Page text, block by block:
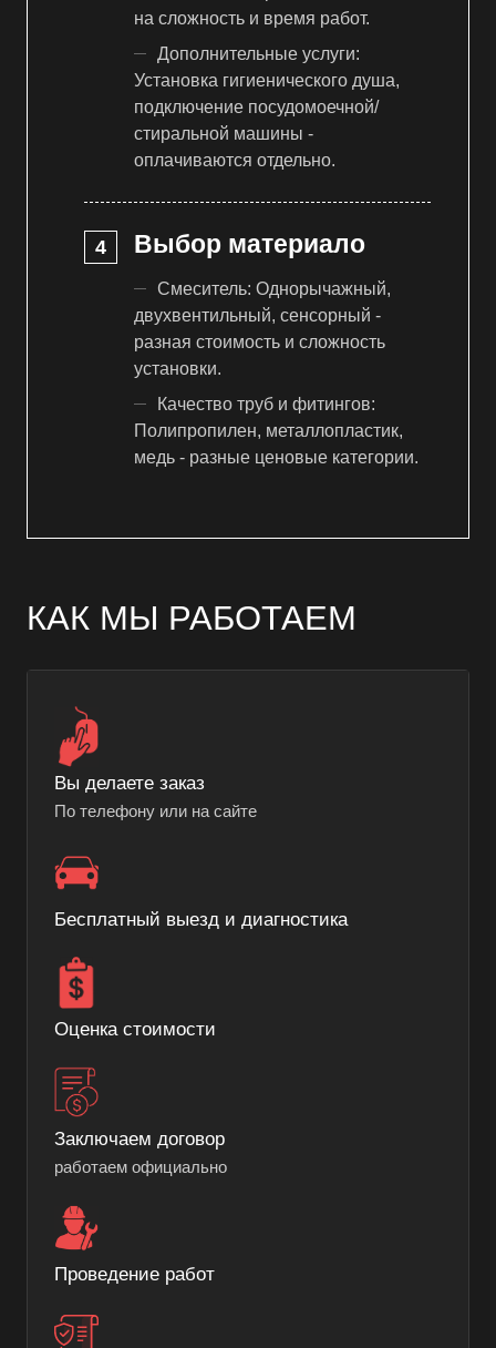
на сложность и время работ.
Дополнительные услуги:
Установка гигиенического душа,
подключение посудомоечной/
стиральной машины -
оплачиваются отдельно.
Выбор материало
Смеситель: Однорычажный,
двухвентильный, сенсорный -
разная стоимость и сложность
установки.
Качество труб и фитингов:
Полипропилен, металлопластик,
медь - разные ценовые категории.
КАК МЫ РАБОТАЕМ
Вы делаете заказ
По телефону или на сайте
Бесплатный выезд и диагностика
Оценка стоимости
Заключаем договор
работаем официально
Проведение работ